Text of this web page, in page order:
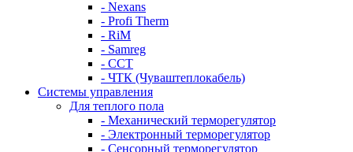
- Nexans
- Profi Therm
- RiM
- Samreg
- ССТ
- ЧТК (Чуваштеплокабель)
Системы управления
Для теплого пола
- Механический терморегулятор
- Электронный терморегулятор
- Сенсорный терморегулятор